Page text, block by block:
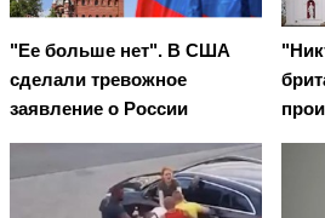
"Ее больше нет". В США
сделали тревожное
заявление о России